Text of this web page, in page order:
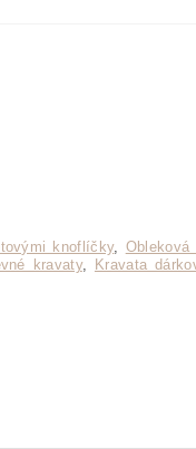
knoflíčky, Obleková
kravaty, Kravata